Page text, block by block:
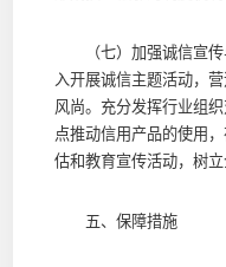
（七）加强诚信宣传
入开展诚信主题活动，
风尚。充分发挥行业组
点推动信用产品的使用
估和教育宣传活动，树立
五、保障措施